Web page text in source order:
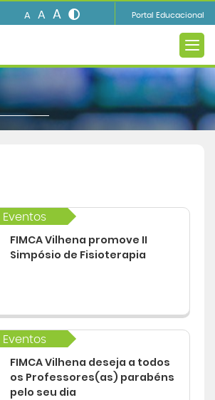
A A A Portal Educacional
Serviços
Eventos
FIMCA Vilhena promove II
Simpósio de Fisioterapia
Eventos
FIMCA Vilhena deseja a todos
os Professores(as) parabéns
pelo seu dia